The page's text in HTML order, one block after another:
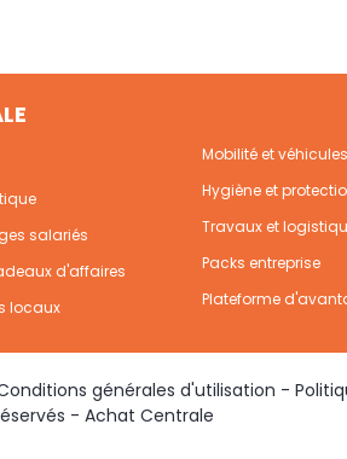
salariés
d'affaires
locaux
Mobilité et véhicules
Hygiène et
Travaux et
Packs entreprise
Plateforme
générales d'utilisation -
- Achat Centrale